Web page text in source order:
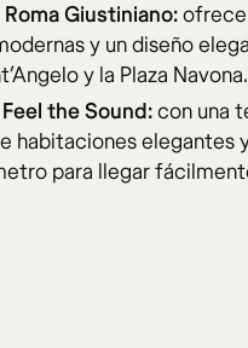
Giustiniano:ofrece
y un diseño
y la Plaza Navona.
the Sound:con una
habitaciones elegantes
para llegar